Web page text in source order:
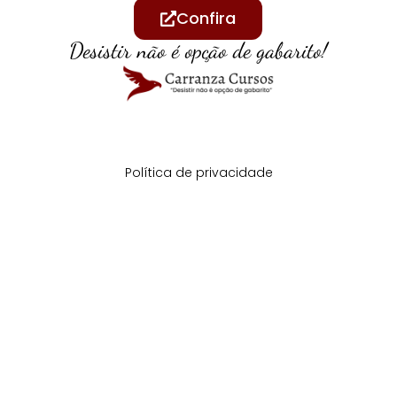
Confira
Desistir não é opção de gabarito!
Política de privacidade